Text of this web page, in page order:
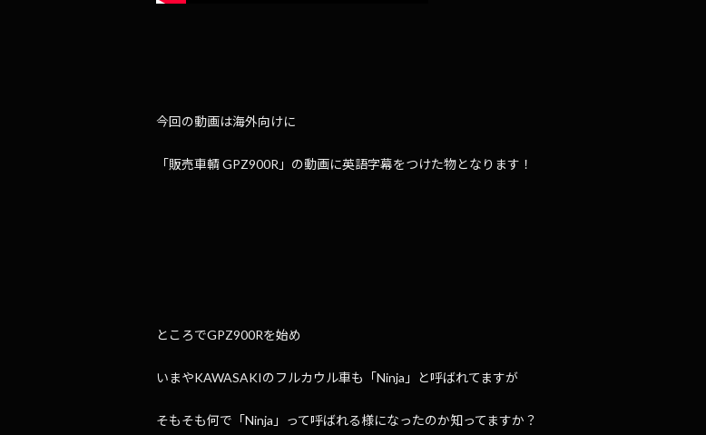
今回の動画は海外向けに
「販売車輌 GPZ900R」の動画に英語字幕をつけた物となります！
ところでGPZ900Rを始め
いまやKAWASAKIのフルカウル車も「Ninja」と呼ばれてますが
そもそも何で「Ninja」って呼ばれる様になったのか知ってますか？